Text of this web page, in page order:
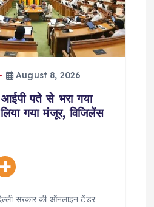
August 8, 2026
पते से भरा गया
गया मंजूर, विजिलेंस
सरकार की ऑनलाइन टेंडर